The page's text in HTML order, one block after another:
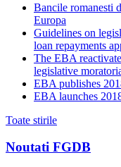
Bancile romanesti
Europa
Guidelines on
loan repayments
The EBA
legislative
EBA publishes
EBA launches
Toate stirile
Noutati FGDB